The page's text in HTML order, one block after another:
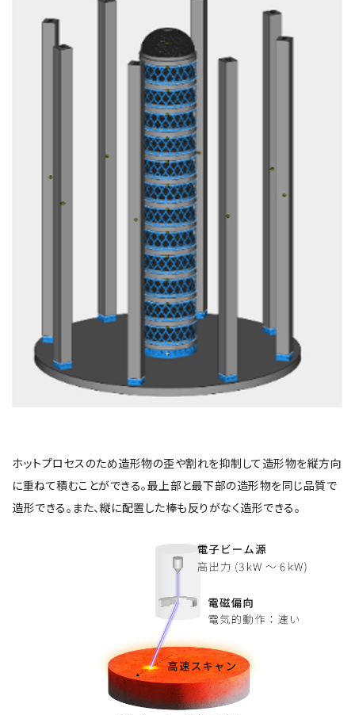
ホットプロセスのため造形物の歪や割れを抑制して造形物を縦方向
に重ねて積むことができる。最上部と最下部の造形物を同じ品質で
造形できる。また、縦に配置した棒も反りがなく造形できる。